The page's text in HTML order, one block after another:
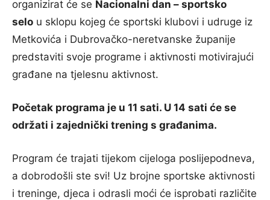
organizirat će se Nacionalni dan – sportsko
selo u sklopu kojeg će sportski klubovi i udruge iz
Metkovića i Dubrovačko-neretvanske županije
predstaviti svoje programe i aktivnosti motivirajući
građane na tjelesnu aktivnost.
Početak programa je u 11 sati. U 14 sati će se
održati i zajednički trening s građanima.
Program će trajati tijekom cijeloga poslijepodneva,
a dobrodošli ste svi! Uz brojne sportske aktivnosti
i treninge, djeca i odrasli moći će isprobati različite